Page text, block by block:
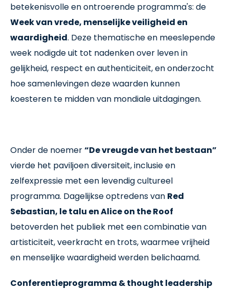
betekenisvolle en ontroerende programma's: de
Week van vrede, menselijke veiligheid en
waardigheid. Deze thematische en meeslepende
week nodigde uit tot nadenken over leven in
gelijkheid, respect en authenticiteit, en onderzocht
hoe samenlevingen deze waarden kunnen
koesteren te midden van mondiale uitdagingen.
Onder de noemer“De vreugde van het bestaan”
vierde het paviljoen diversiteit, inclusie en
zelfexpressie met een levendig cultureel
programma. Dagelijkse optredens van Red
Sebastian, le talu en Alice on the Roof
betoverden het publiek met een combinatie van
artisticiteit, veerkracht en trots, waarmee vrijheid
en menselijke waardigheid werden belichaamd.
Conferentieprogramma & thought leadership